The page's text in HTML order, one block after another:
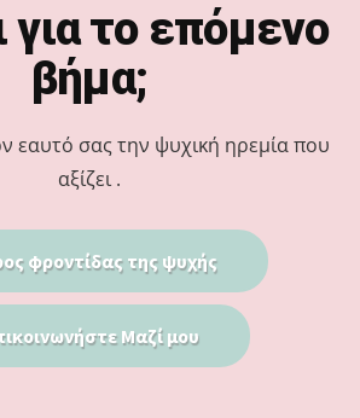
για το επόμενο
βήμα;
εαυτό σας την ψυχική ηρεμία που
αξίζει .
φροντίδας της ψυχής
Μαζί μου